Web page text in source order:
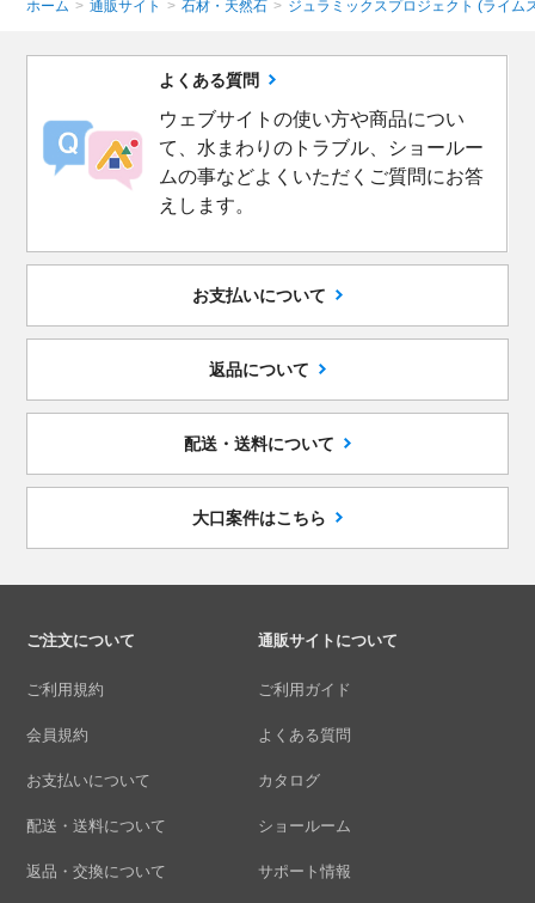
ホーム > 通販サイト > 石材・天然石 > ジュラミックスプロジェクト (ライム
よくある質問
ウェブサイトの使い方や商品につい
て、水まわりのトラブル、ショールー
ムの事などよくいただくご質問にお答
えします。
お支払いについて
返品について
配送・送料について
大口案件はこちら
ご注文について
ご利用規約
会員規約
お支払いについて
配送・送料について
返品・交換について
通販サイトについて
ご利用ガイド
よくある質問
カタログ
ショールーム
サポート情報